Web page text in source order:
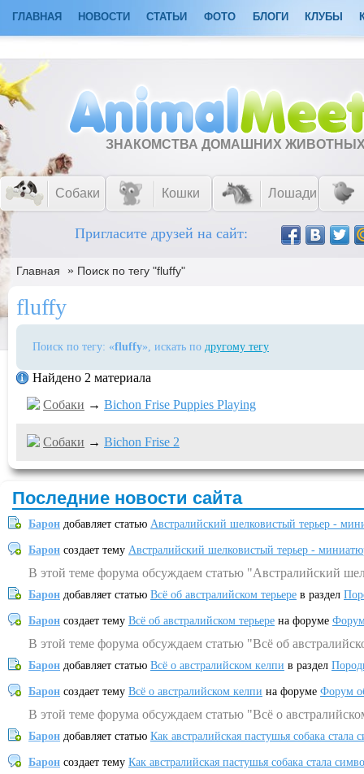
ГЛАВНАЯ НОВОСТИ СТАТЬИ ФОТО БЛОГИ КЛУБЫ
ЗНАКОМСТВА ДОМАШНИХ
Собаки Кошки Лошади
Пригласите друзей на сайт:
Главная » Поиск по тегу "fluffy"
fluffy
Поиск по тегу: «fluffy», искать по другому тегу
Найдено 2 материала
Собаки → Bichon Frise Puppies Playing
Собаки → Bichon Frise 2
Последние новости сайта
Барон добавляет статью Австралийский шелковистый терьер -
Барон создает тему Австралийский шелковистый терьер -
В этой теме форума обсуждаем статью "Австралийский
Барон добавляет статью Всё об австралийском терьере в раздел
Барон создает тему Всё об австралийском терьере на форуме
В этой теме форума обсуждаем статью "Всё об
Барон добавляет статью Всё о австралийском келпи в раздел
Барон создает тему Всё о австралийском келпи на форуме Форум
В этой теме форума обсуждаем статью "Всё о
Барон добавляет статью Как австралийская пастушья собака
Барон создает тему Как австралийская пастушья собака стала